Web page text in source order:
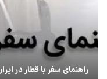
راهنمای سفر با قطار در